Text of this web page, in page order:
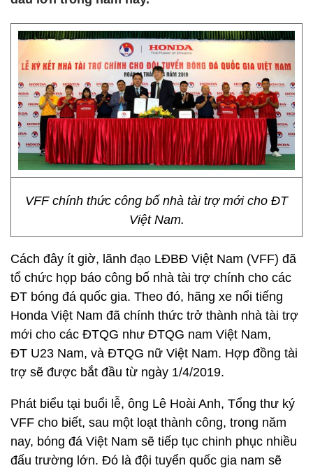
VFF chính thức công bố nhà tài trợ mới cho ĐT
Việt Nam.
Cách đây ít giờ, lãnh đạo LĐBĐ Việt Nam (VFF) đã
tổ chức họp báo công bố nhà tài trợ chính cho các
ĐT bóng đá quốc gia. Theo đó, hãng xe nổi tiếng
Honda Việt Nam đã chính thức trở thành nhà tài trợ
mới cho các ĐTQG như ĐTQG nam Việt Nam,
ĐT U23 Nam, và ĐTQG nữ Việt Nam. Hợp đồng tài
trợ sẽ được bắt đầu từ ngày 1/4/2019.
Phát biểu tại buổi lễ, ông Lê Hoài Anh, Tổng thư ký
VFF cho biết, sau một loạt thành công, trong năm
nay, bóng đá Việt Nam sẽ tiếp tục chinh phục nhiều
đấu trường lớn. Đó là đội tuyển quốc gia nam sẽ